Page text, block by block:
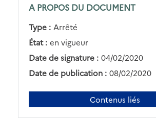
A PROPOS DU DOCUMENT
Type : Arrêté
État : en vigueur
Date de signature : 04/02/2020
Date de publication : 08/02/2020
Contenus liés